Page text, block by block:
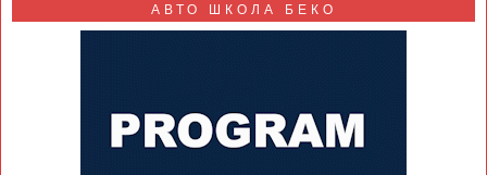
АВТО ШКОЛА БЕКО